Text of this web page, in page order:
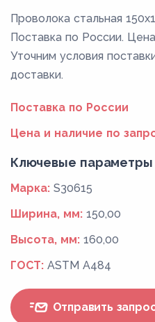
Проволока стальная
Поставка по России.
Уточним условия
доставки.
Поставка по России
Цена и наличие по
Ключевые
Марка: S30615
Ширина, мм: 150,00
Высота, мм: 160,00
ГОСТ: ASTM A484
Отправить